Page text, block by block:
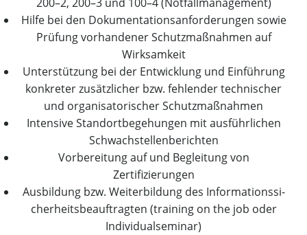
Hil­fe bei den Doku­men­ta­ti­ons­an­for­de­run­gen sowie
Prü­fung vor­han­de­ner Schutz­maß­nah­men auf
Wirksamkeit
Unter­stüt­zung bei der Ent­wick­lung und Ein­füh­rung
kon­kre­ter zusätz­li­cher bzw. feh­len­der tech­ni­scher
und orga­ni­sa­to­ri­scher Schutzmaßnahmen
Inten­si­ve Stand­ort­be­ge­hun­gen mit aus­führ­li­chen
Schwachstellenberichten
Vor­be­rei­tung auf und Beglei­tung von
Zertifizierungen
Aus­bil­dung bzw. Wei­ter­bil­dung des Infor­ma­ti­ons­si­
cher­heits­be­auf­trag­ten (trai­ning on the job oder
Individualseminar)